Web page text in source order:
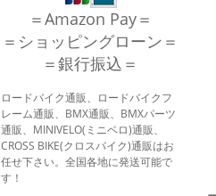
＝Amazon Pay＝
＝ショッピングローン＝
＝銀行振込＝
ロードバイク通販、ロードバイクフ
レーム通販、BMX通販、BMXパーツ
通販、MINIVELO(ミニベロ)通販、
CROSS BIKE(クロスバイク)通販はお
任せ下さい。全国各地に発送可能で
す！